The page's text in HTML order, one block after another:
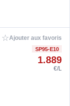
☆Ajouter aux favoris
SP95-E10
1.889
€/L